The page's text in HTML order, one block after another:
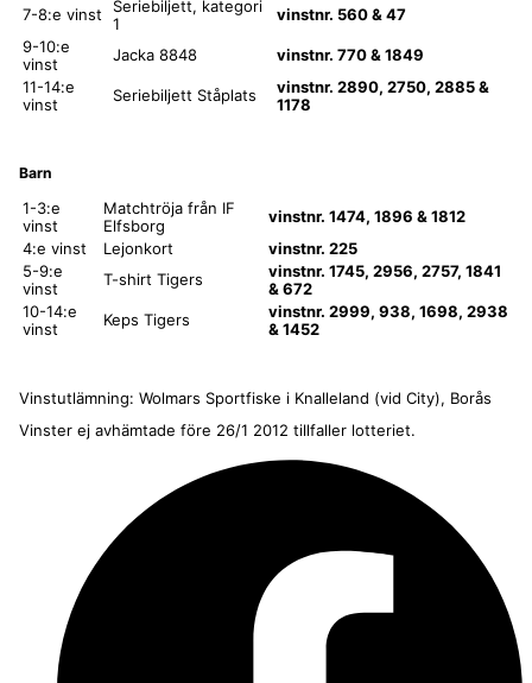
7-8:e vinst
Seriebiljett, kategori
1
vinstnr. 560 & 47
9-10:e
vinst
Jacka 8848
vinstnr. 770 & 1849
11-14:e
vinst
Seriebiljett Ståplats
vinstnr. 2890, 2750, 2885 &
1178
Barn
1-3:e
vinst
Matchtröja från IF
Elfsborg
vinstnr. 1474, 1896 & 1812
4:e vinst
Lejonkort
vinstnr. 225
5-9:e
vinst
T-shirt Tigers
vinstnr. 1745, 2956, 2757, 1841
& 672
10-14:e
vinst
Keps Tigers
vinstnr. 2999, 938, 1698, 2938
& 1452
Vinstutlämning: Wolmars Sportfiske i Knalleland (vid City), Borås
Vinster ej avhämtade före 26/1 2012 tillfaller lotteriet.